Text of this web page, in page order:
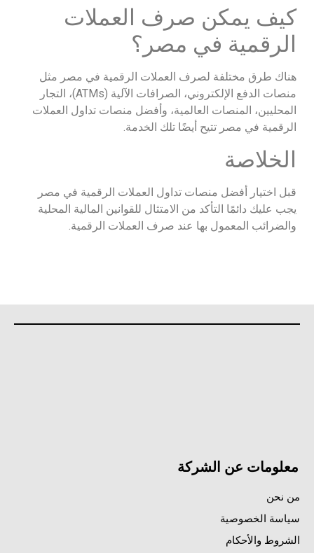
كيف يمكن صرف العملات
الرقمية في مصر؟
هناك طرق مختلفة لصرف العملات الرقمية في مصر مثل
منصات الدفع الإلكتروني، الصرافات الآلية (ATMs)، التجار
المحليين، المنصات العالمية، وأفضل منصات تداول العملات
الرقمية في مصر تتيح أيضًا تلك الخدمة.
الخلاصة
قبل اختيار أفضل منصات تداول العملات الرقمية في مصر
يجب عليك دائمًا التأكد من الامتثال للقوانين المالية المحلية
والضرائب المعمول بها عند صرف العملات الرقمية.
معلومات عن الشركة
من نحن
سياسة الخصوصية
الشروط والأحكام